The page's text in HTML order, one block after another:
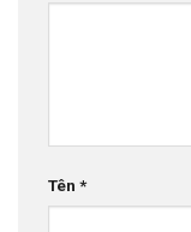
Tên *